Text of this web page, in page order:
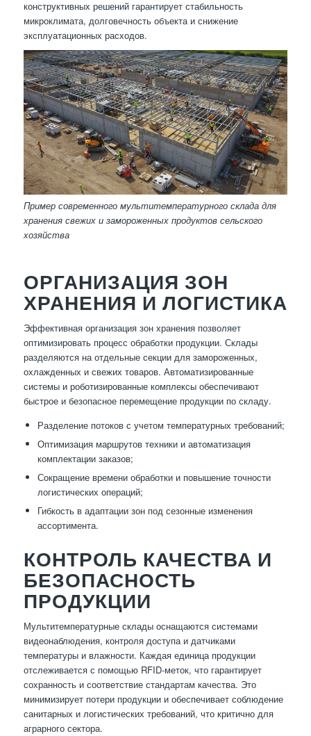
конструктивных решений гарантирует стабильность
микроклимата, долговечность объекта и снижение
эксплуатационных расходов.
Пример современного мультитемпературного склада для
хранения свежих и замороженных продуктов сельского
хозяйства
ОРГАНИЗАЦИЯ ЗОН
ХРАНЕНИЯ И ЛОГИСТИКА
Эффективная организация зон хранения позволяет
оптимизировать процесс обработки продукции. Склады
разделяются на отдельные секции для замороженных,
охлажденных и свежих товаров. Автоматизированные
системы и роботизированные комплексы обеспечивают
быстрое и безопасное перемещение продукции по складу.
Разделение потоков с учетом температурных требований;
Оптимизация маршрутов техники и автоматизация
комплектации заказов;
Сокращение времени обработки и повышение точности
логистических операций;
Гибкость в адаптации зон под сезонные изменения
ассортимента.
КОНТРОЛЬ КАЧЕСТВА И
БЕЗОПАСНОСТЬ
ПРОДУКЦИИ
Мультитемпературные склады оснащаются системами
видеонаблюдения, контроля доступа и датчиками
температуры и влажности. Каждая единица продукции
отслеживается с помощью RFID-меток, что гарантирует
сохранность и соответствие стандартам качества. Это
минимизирует потери продукции и обеспечивает соблюдение
санитарных и логистических требований, что критично для
аграрного сектора.